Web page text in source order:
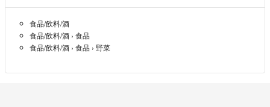
食品/飲料/酒
食品/飲料/酒 › 食品
食品/飲料/酒 › 食品 › 野菜